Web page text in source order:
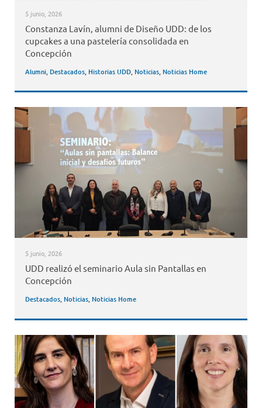
5 junio, 2026
Constanza Lavín, alumni de Diseño UDD: de los
cupcakes a una pastelería consolidada en
Concepción
Alumni, Destacados, Historias UDD, Noticias, Noticias Home
5 junio, 2026
UDD realizó el seminario Aula sin Pantallas en
Concepción
Destacados, Noticias, Noticias Home